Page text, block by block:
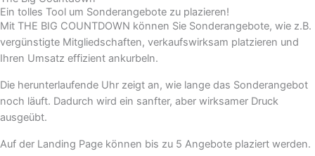
Ein tolles Tool um Sonderangebote zu plazieren!
Mit THE BIG COUNTDOWN können Sie Sonderangebote, wie z.B.
vergünstigte Mitgliedschaften, verkaufswirksam platzieren und
Ihren Umsatz effizient ankurbeln.
Die herunterlaufende Uhr zeigt an, wie lange das Sonderangebot
noch läuft. Dadurch wird ein sanfter, aber wirksamer Druck
ausgeübt.
Auf der Landing Page können bis zu 5 Angebote plaziert werden.